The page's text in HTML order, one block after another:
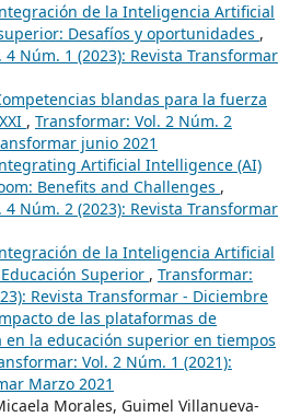
de la Inteligencia Artificial
Desafíos y oportunidades ,
Núm. 1 (2023): Revista Transformar
blandas para la fuerza
, Transformar: Vol. 2 Núm. 2
junio 2021
Artificial Intelligence (AI)
Benefits and Challenges ,
Núm. 2 (2023): Revista Transformar
de la Inteligencia Artificial
Superior , Transformar:
Revista Transformar - Diciembre
de las plataformas de
en la educación superior en tiempos
Vol. 2 Núm. 1 (2021):
Marzo 2021
Morales, Guimel Villanueva-